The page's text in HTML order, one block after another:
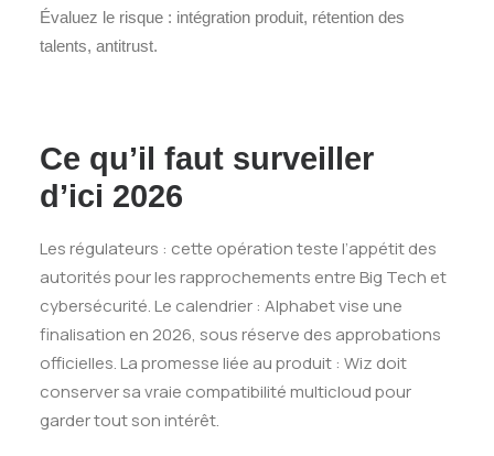
Évaluez le risque : intégration produit, rétention des
talents, antitrust.
Ce qu’il faut surveiller
d’ici 2026
Les régulateurs : cette opération teste l’appétit des
autorités pour les rapprochements entre Big Tech et
cybersécurité. Le calendrier : Alphabet vise une
finalisation en 2026, sous réserve des approbations
officielles. La promesse liée au produit : Wiz doit
conserver sa vraie compatibilité multicloud pour
garder tout son intérêt.